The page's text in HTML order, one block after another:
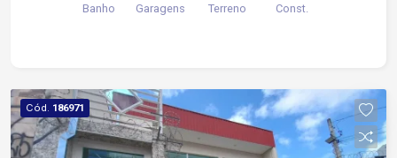
Grande quintal com repartição do jardim com
restaurantes, farmácia, escolas e serviços em
geral
Banho Garagens Terreno Const.
Cód. 186971